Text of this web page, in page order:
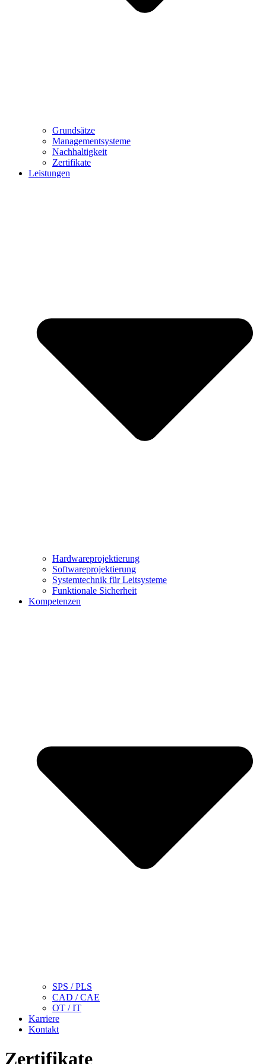
Grundsätze
Managementsysteme
Nachhaltigkeit
Zertifikate
Leistungen
Hardwareprojektierung
Softwareprojektierung
Systemtechnik für Leitsysteme
Funktionale Sicherheit
Kompetenzen
SPS / PLS
CAD / CAE
OT / IT
Karriere
Kontakt
Zertifikate